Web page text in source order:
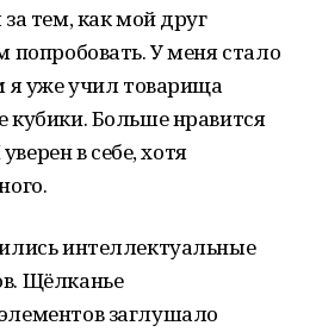
тем, как мой друг
попробовать. У меня стало
я уже учил товарища
кубики. Больше нравится
в себе, хотя
интеллектуальные
Щёлканье
заглушало